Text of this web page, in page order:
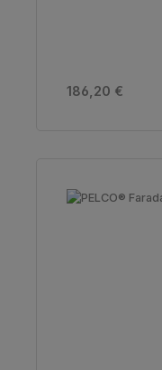
Regulärer Preis:
186,20 €